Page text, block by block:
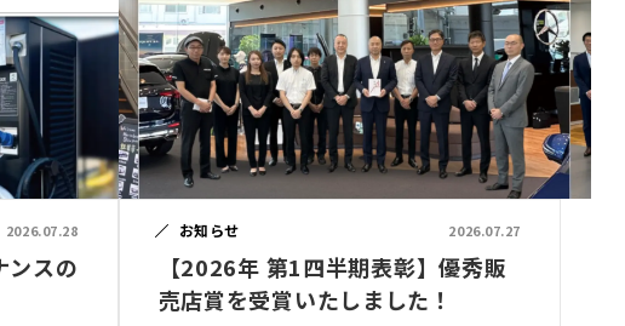
2026.07.28
ンスの
お知らせ 2026.07.27
【2026年 第1四半期表彰】優秀販
売店賞を受賞いたしました！